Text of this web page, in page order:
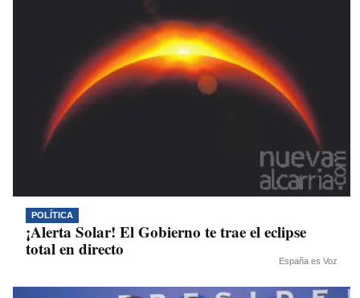
POLÍTICA
¡Alerta Solar! El Gobierno te trae el eclipse
total en directo
España es Voz